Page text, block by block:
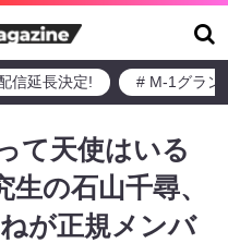
信延長決定! # M-1グラン
て天使はいる
の石山千尋、
が正規メンバ